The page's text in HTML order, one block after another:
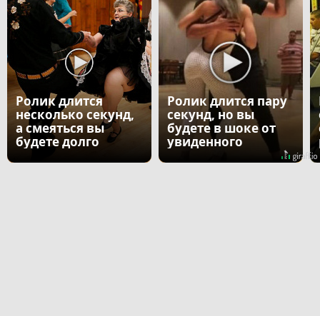
Ролик длится
несколько секунд,
а смеяться вы
будете долго
Ролик длится пару
секунд, но вы
будете в шоке от
увиденного